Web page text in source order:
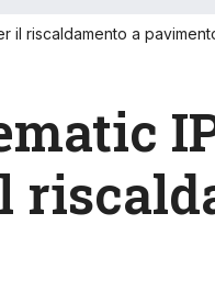
il riscaldamento a